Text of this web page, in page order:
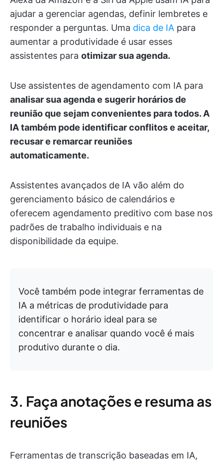
ajudar a gerenciar agendas, definir lembretes e
responder a perguntas. Uma dica de IA para
aumentar a produtividade é usar esses
assistentes para otimizar sua agenda.
Use assistentes de agendamento com IA para
analisar sua agenda e sugerir horários de
reunião que sejam convenientes para todos. A
IA também pode identificar conflitos e aceitar,
recusar e remarcar reuniões
automaticamente.
Assistentes avançados de IA vão além do
gerenciamento básico de calendários e
oferecem agendamento preditivo com base nos
padrões de trabalho individuais e na
disponibilidade da equipe.
Você também pode integrar ferramentas de
IA a métricas de produtividade para
identificar o horário ideal para se
concentrar e analisar quando você é mais
produtivo durante o dia.
3. Faça anotações e resuma as
reuniões
Ferramentas de transcrição baseadas em IA,